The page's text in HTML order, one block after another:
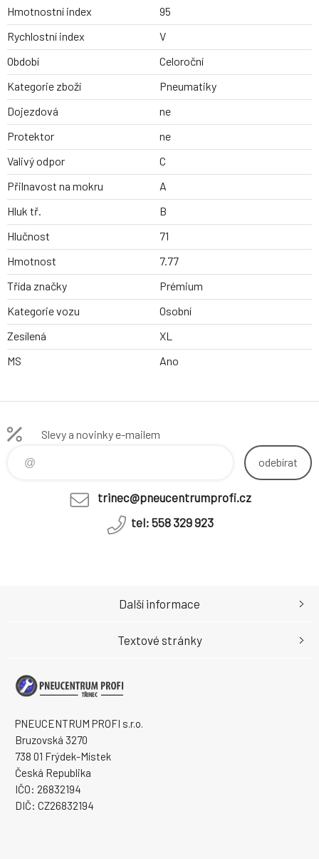
Hmotnostní index
95
Rychlostní index
V
Období
Celoroční
Kategorie zboží
Pneumatiky
Dojezdová
ne
Protektor
ne
Valivý odpor
C
Přilnavost na mokru
A
Hluk tř.
B
Hlučnost
71
Hmotnost
7.77
Třída značky
Prémium
Kategorie vozu
Osobní
Zesílená
XL
MS
Ano
Slevy a novinky e-mailem
odebírat
trinec@pneucentrumprofi.cz
tel: 558 329 923
PNEUCENTRUM PROFI s.r.o.
Bruzovská 3270
738 01 Frýdek-Místek
Česká Republika
IČO: 26832194
DIČ: CZ26832194
Další informace
Textové stránky